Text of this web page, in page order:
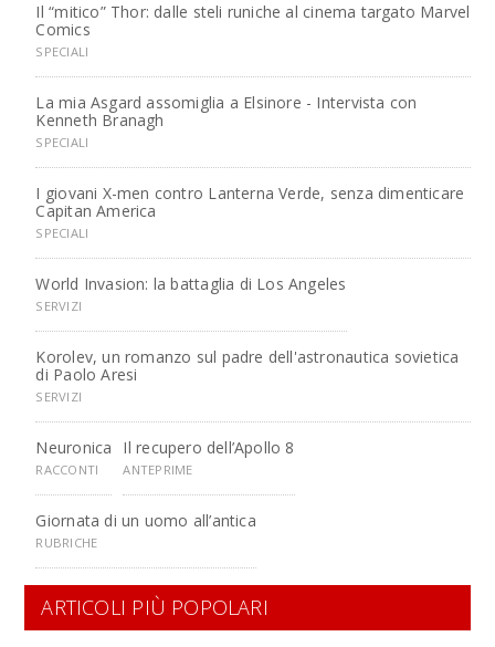
Il “mitico” Thor: dalle steli runiche al cinema targato Marvel
Comics
SPECIALI
La mia Asgard assomiglia a Elsinore - Intervista con
Kenneth Branagh
SPECIALI
I giovani X-men contro Lanterna Verde, senza dimenticare
Capitan America
SPECIALI
World Invasion: la battaglia di Los Angeles
SERVIZI
Korolev, un romanzo sul padre dell'astronautica sovietica
di Paolo Aresi
SERVIZI
Neuronica
RACCONTI
Il recupero dell’Apollo 8
ANTEPRIME
Giornata di un uomo all’antica
RUBRICHE
ARTICOLI PIÙ POPOLARI